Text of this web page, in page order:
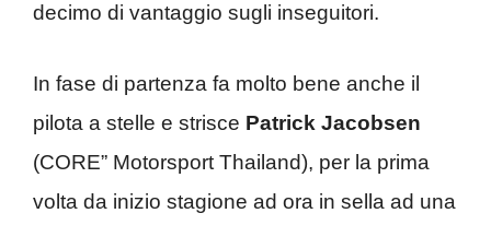
decimo di vantaggio sugli inseguitori.
In fase di partenza fa molto bene anche il
pilota a stelle e strisce Patrick Jacobsen
(CORE” Motorsport Thailand), per la prima
volta da inizio stagione ad ora in sella ad una